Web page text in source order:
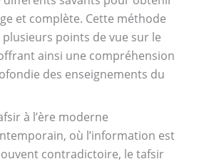
et complète. Cette méthode
plusieurs points de vue sur le
ainsi une compréhension
des enseignements du
à l’ère moderne
où l’information est
contradictoire, le tafsir